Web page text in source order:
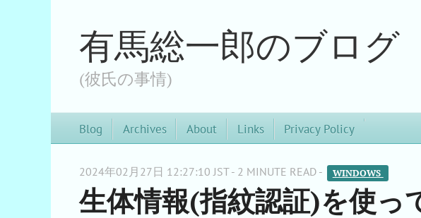
有馬総一郎のブログ
(彼氏の事情)
Blog Archives About Links Privacy Policy
2024年02月27日 12:27:10 JST - 2 MINUTE READ - WINDOWS
生体情報(指紋認証)を使っ